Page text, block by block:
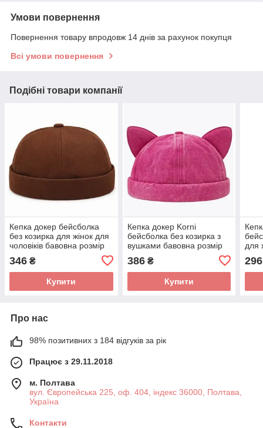
Умови повернення
Повернення товару впродовж 14 днів за рахунок покупця
Всі умови повернення
Подібні товари компанії
Кепка докер бейсболка
без козирка для жінок для
чоловіків бавовна розмір
346 ₴
Купити
Кепка докер Korni
бейсболка без козирка з
вушками бавовна розмір
386₴
Купити
для
296
Про нас
98% позитивних з 184 відгуків за рік
Працює з 29.11.2018
м. Полтава
вул. Європейська 225, оф. 404, індекс 36000, Полтава,
Україна
Контакти